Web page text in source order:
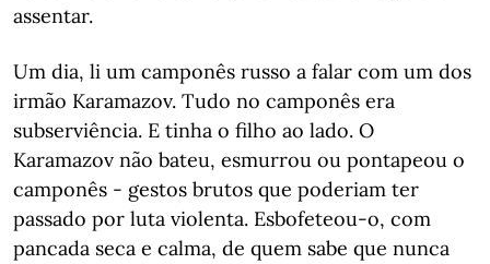
assentar.
Um dia, li um camponês russo a falar com um dos
irmão Karamazov. Tudo no camponês era
subserviência. E tinha o filho ao lado. O
Karamazov não bateu, esmurrou ou pontapeou o
camponês - gestos brutos que poderiam ter
passado por luta violenta. Esbofeteou-o, com
pancada seca e calma, de quem sabe que nunca